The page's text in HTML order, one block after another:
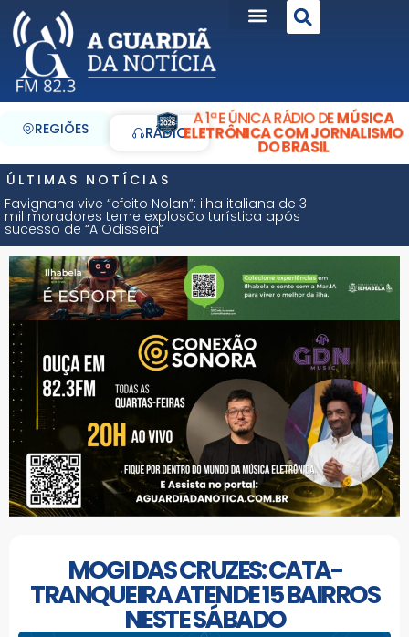
REGIÕES RÁDIO
A 1ª E ÚNICA RÁDIO DEMÚSICA
ELETRÔNICA COM JORNALISMO
DO BRASIL
ÚLTIMAS NOTÍCIAS
Favignana vive “efeito Nolan”: ilha italiana de 3
mil moradores teme explosão turística após
sucesso de “A Odisseia”
MOGI DAS CRUZES: CATA-
TRANQUEIRA ATENDE 15 BAIRROS
NESTE SÁBADO